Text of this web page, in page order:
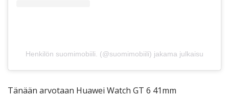
Henkilön suomimobiili. (@suomimobiili) jakama julkaisu
Tänään arvotaan Huawei Watch GT 6 41mm